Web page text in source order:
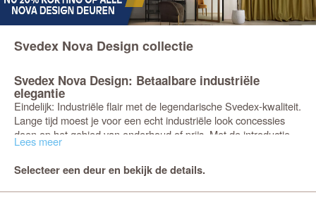
Svedex Nova Design collectie
Svedex Nova Design: Betaalbare industriële
elegantie
Eindelijk: Industriële flair met de legendarische Svedex-kwaliteit.
Lange tijd moest je voor een echt industriële look concessies
doen op het gebied van onderhoud of prijs. Met de introductie
van deSvedex Nova Design-collectie
Deze serie brengt de ultra-moderne glasdeuren waar iedereen
van droomt, maar dan met de ijzersterke kwaliteit die je van
Svedexgewend bent. Het is een item dat onverminderd
Lees meer
Selecteer een deur en bekijk de details.